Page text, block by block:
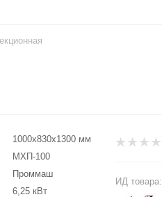
1000х830х1300 мм
МХП-100
Проммаш
6,25 кВт
ИД товара: